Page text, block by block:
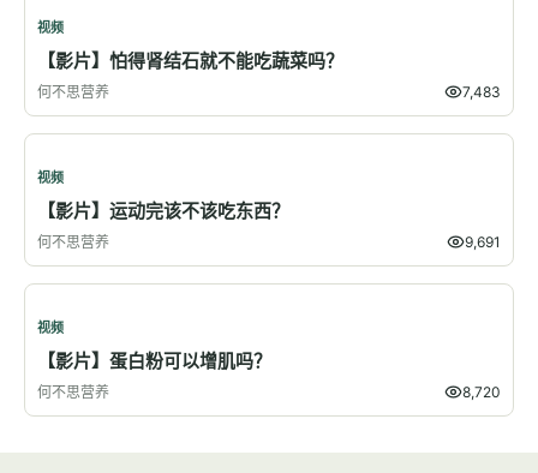
视频
【影片】怕得肾结石就不能吃蔬菜吗？
何不思营养 7,483
视频
【影片】运动完该不该吃东西？
何不思营养 9,691
视频
【影片】蛋白粉可以增肌吗？
何不思营养 8,720